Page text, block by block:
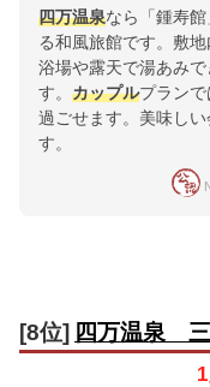
四万温泉なら「鍾寿
る和風旅館です。敷
浴場や露天で湯あみ
す。 カップルプラン
過ごせます。美味し
す。
[8位] 四万温泉
1